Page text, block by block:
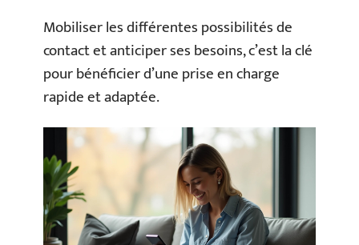
Mobiliser les différentes possibilités de
contact et anticiper ses besoins, c’est la clé
pour bénéficier d’une prise en charge
rapide et adaptée.